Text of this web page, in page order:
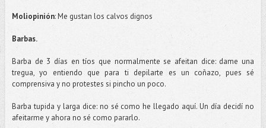
Moliopinión: Me gustan los calvos dignos
Barbas.
Barba de 3 días en tíos que normalmente se afeitan dice: dame una
tregua, yo entiendo que para ti depilarte es uncoñazo, pues sé
comprensiva y no protestes si pincho un poco.
Barba tupida y larga dice: no sé como he llegado aquí. Un día decidí no
afeitarme y ahora no sé como pararlo.